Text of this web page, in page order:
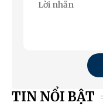
TIN NỔI BẬT